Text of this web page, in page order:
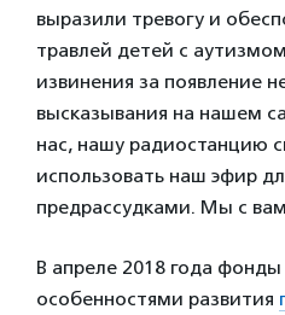
выразили тревогу и
травлей детей с
извинения за появление
высказывания на нашем
нас, нашу радиостанцию
использовать наш эфир
предрассудками. Мы с
В апреле 2018 года
особенностями развития